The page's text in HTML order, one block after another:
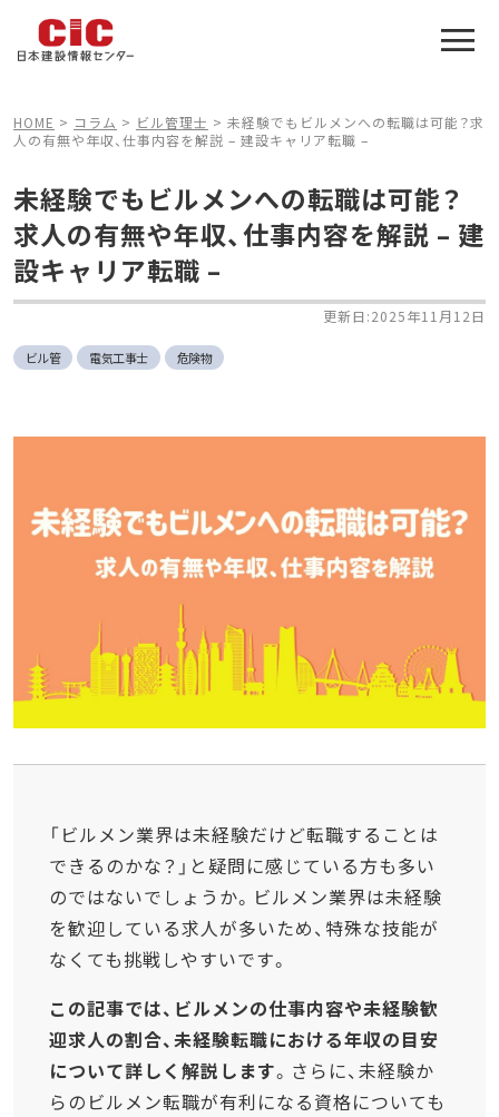
HOME > コラム > ビル管理士 > 未経験でもビルメンへの転職は可能？求
人の有無や年収、仕事内容を解説 – 建設キャリア転職 –
未経験でもビルメンへの転職は可能？
求人の有無や年収、仕事内容を解説 – 建
設キャリア転職 –
更新日:2025年11月12日
ビル管 電気工事士 危険物
「ビルメン業界は未経験だけど転職することは
できるのかな？」と疑問に感じている方も多い
のではないでしょうか。ビルメン業界は未経験
を歓迎している求人が多いため、特殊な技能が
なくても挑戦しやすいです。
この記事では、ビルメンの仕事内容や未経験歓
迎求人の割合、未経験転職における年収の目安
について詳しく解説します。さらに、未経験か
らのビルメン転職が有利になる資格についても